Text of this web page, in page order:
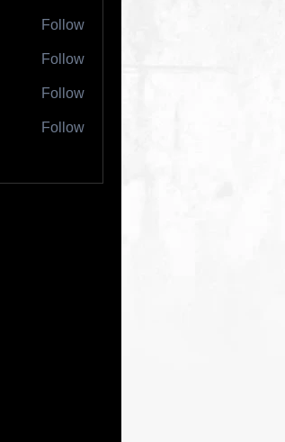
Follow
Follow
Follow
Follow